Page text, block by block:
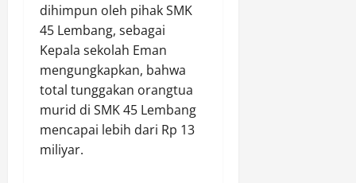
dihimpun oleh pihak SMK
45 Lembang, sebagai
Kepala sekolah Eman
mengungkapkan, bahwa
total tunggakan orangtua
murid di SMK 45 Lembang
mencapai lebih dari Rp 13
miliyar.